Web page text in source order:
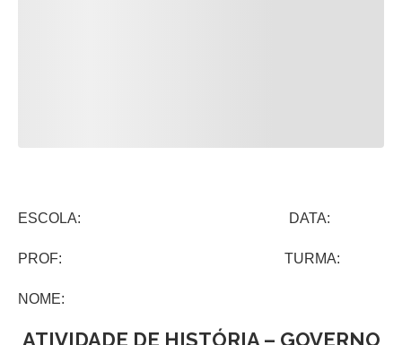
ESCOLA: DATA:
PROF: TURMA:
NOME:
ATIVIDADE DE HISTÓRIA – GOVERNO